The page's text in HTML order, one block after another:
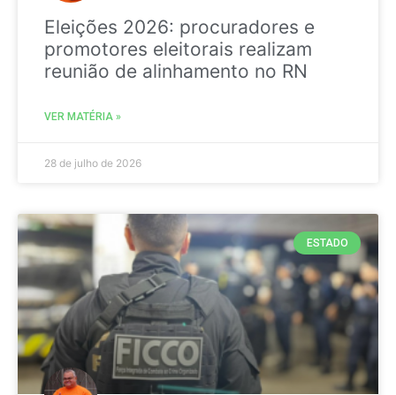
Eleições 2026: procuradores e
promotores eleitorais realizam
reunião de alinhamento no RN
VER MATÉRIA »
28 de julho de 2026
ESTADO